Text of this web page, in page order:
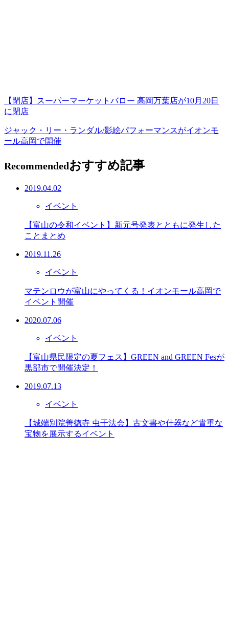
【閉店】スーパーマーケットバロー 高岡万葉店が10月20日
に閉店
ジャック・リー・ランダル/影絵パフォーマンスがイオンモ
ール高岡で開催
Recommendedおすすめ記事
2019.04.02
イベント
【富山の令和イベント】新元号発表とともに発生した
ことまとめ
2019.11.26
イベント
マテンロウが富山にやってくる！イオンモール高岡で
イベント開催
2020.07.06
イベント
【富山県民限定の夏フェス】GREEN and GREEN Fesが
黒部市で開催決定！
2019.07.13
イベント
【城端別院善徳寺 虫干法会】古文書や什器など貴重な
宝物を展示するイベント